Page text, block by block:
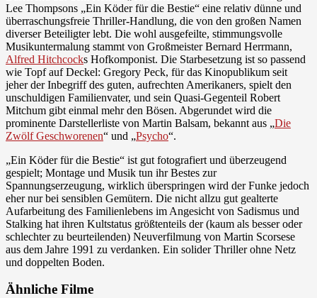
Lee Thompsons „Ein Köder für die Bestie“ eine relativ dünne und
überraschungsfreie Thriller-Handlung, die von den großen Namen
diverser Beteiligter lebt. Die wohl ausgefeilte, stimmungsvolle
Musikuntermalung stammt von Großmeister Bernard Herrmann,
Alfred Hitchcocks Hofkomponist. Die Starbesetzung ist so passend
wie Topf auf Deckel: Gregory Peck, für das Kinopublikum seit
jeher der Inbegriff des guten, aufrechten Amerikaners, spielt den
unschuldigen Familienvater, und sein Quasi-Gegenteil Robert
Mitchum gibt einmal mehr den Bösen. Abgerundet wird die
prominente Darstellerliste von Martin Balsam, bekannt aus „Die
Zwölf Geschworenen“ und „Psycho“.
„Ein Köder für die Bestie“ ist gut fotografiert und überzeugend
gespielt; Montage und Musik tun ihr Bestes zur
Spannungserzeugung, wirklich überspringen wird der Funke jedoch
eher nur bei sensiblen Gemütern. Die nicht allzu gut gealterte
Aufarbeitung des Familienlebens im Angesicht von Sadismus und
Stalking hat ihren Kultstatus größtenteils der (kaum als besser oder
schlechter zu beurteilenden) Neuverfilmung von Martin Scorsese
aus dem Jahre 1991 zu verdanken. Ein solider Thriller ohne Netz
und doppelten Boden.
Ähnliche Filme